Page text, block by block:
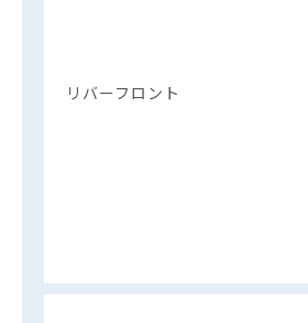
リバーフロント